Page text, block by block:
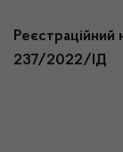
237/2022/ІД